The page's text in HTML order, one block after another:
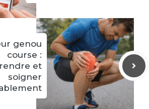
genou
course :
et
soigner